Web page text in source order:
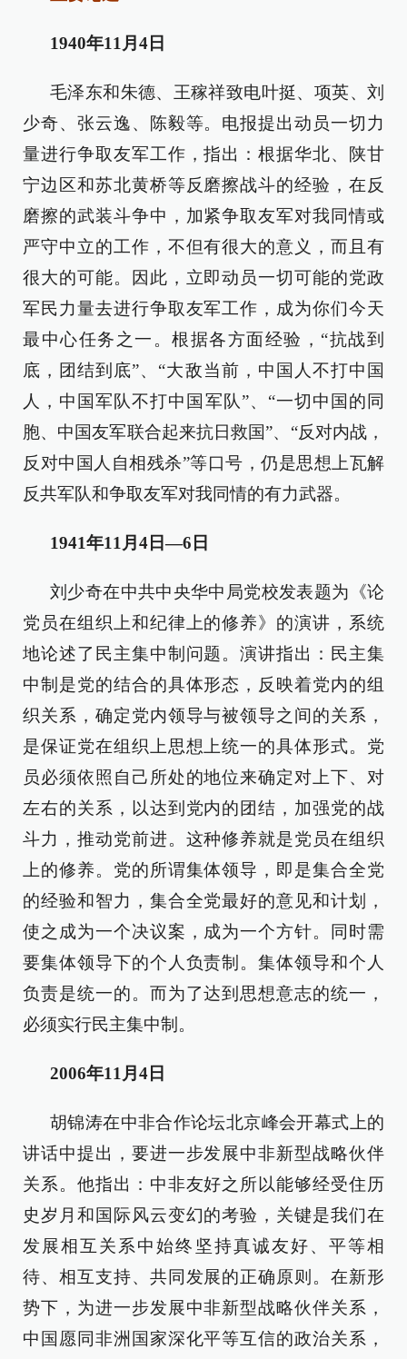
1940年11月4日
毛泽东和朱德、王稼祥致电叶挺、项英、刘
少奇、张云逸、陈毅等。电报提出动员一切力
量进行争取友军工作，指出：根据华北、陕甘
宁边区和苏北黄桥等反磨擦战斗的经验，在反
磨擦的武装斗争中，加紧争取友军对我同情或
严守中立的工作，不但有很大的意义，而且有
很大的可能。因此，立即动员一切可能的党政
军民力量去进行争取友军工作，成为你们今天
最中心任务之一。根据各方面经验，“抗战到
底，团结到底”、“大敌当前，中国人不打中国
人，中国军队不打中国军队”、“一切中国的同
胞、中国友军联合起来抗日救国”、“反对内战，
反对中国人自相残杀”等口号，仍是思想上瓦解
反共军队和争取友军对我同情的有力武器。
1941年11月4日—6日
刘少奇在中共中央华中局党校发表题为《论
党员在组织上和纪律上的修养》的演讲，系统
地论述了民主集中制问题。演讲指出：民主集
中制是党的结合的具体形态，反映着党内的组
织关系，确定党内领导与被领导之间的关系，
是保证党在组织上思想上统一的具体形式。党
员必须依照自己所处的地位来确定对上下、对
左右的关系，以达到党内的团结，加强党的战
斗力，推动党前进。这种修养就是党员在组织
上的修养。党的所谓集体领导，即是集合全党
的经验和智力，集合全党最好的意见和计划，
使之成为一个决议案，成为一个方针。同时需
要集体领导下的个人负责制。集体领导和个人
负责是统一的。而为了达到思想意志的统一，
必须实行民主集中制。
2006年11月4日
胡锦涛在中非合作论坛北京峰会开幕式上的
讲话中提出，要进一步发展中非新型战略伙伴
关系。他指出：中非友好之所以能够经受住历
史岁月和国际风云变幻的考验，关键是我们在
发展相互关系中始终坚持真诚友好、平等相
待、相互支持、共同发展的正确原则。在新形
势下，为进一步发展中非新型战略伙伴关系，
中国愿同非洲国家深化平等互信的政治关系，